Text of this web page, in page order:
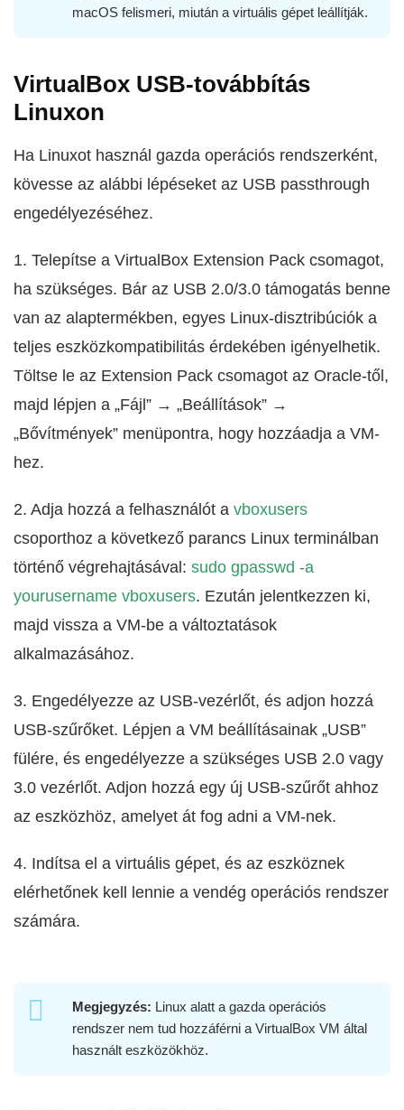
macOS felismeri, miután a virtuális gépet leállítják.
VirtualBox USB-továbbítás
Linuxon
Ha Linuxot használ gazda operációs rendszerként,
kövesse az alábbi lépéseket az USB passthrough
engedélyezéséhez.
1. Telepítse a VirtualBox Extension Pack csomagot,
ha szükséges. Bár az USB 2.0/3.0 támogatás benne
van az alaptermékben, egyes Linux-disztribúciók a
teljes eszközkompatibilitás érdekében igényelhetik.
Töltse le az Extension Pack csomagot az Oracle-től,
majd lépjen a „Fájl” → „Beállítások” →
„Bővítmények” menüpontra, hogy hozzáadja a VM-
hez.
2. Adja hozzá a felhasználót a vboxusers
csoporthoz a következő parancs Linux terminálban
történő végrehajtásával: sudo gpasswd -a
yourusername vboxusers. Ezután jelentkezzen ki,
majd vissza a VM-be a változtatások
alkalmazásához.
3. Engedélyezze az USB-vezérlőt, és adjon hozzá
USB-szűrőket. Lépjen a VM beállításainak „USB”
fülére, és engedélyezze a szükséges USB 2.0 vagy
3.0 vezérlőt. Adjon hozzá egy új USB-szűrőt ahhoz
az eszközhöz, amelyet át fog adni a VM-nek.
4. Indítsa el a virtuális gépet, és az eszköznek
elérhetőnek kell lennie a vendég operációs rendszer
számára.
Megjegyzés: Linux alatt a gazda operációs
rendszer nem tud hozzáférni a VirtualBox VM által
használt eszközökhöz.